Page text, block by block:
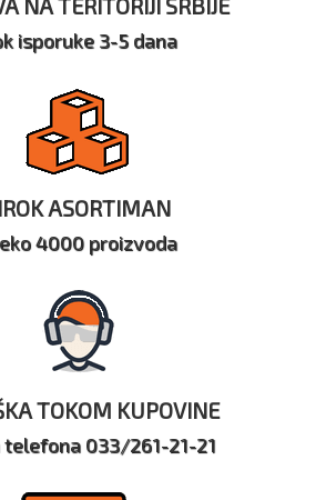
isporuke 3-5 dana
ASORTIMAN
4000 proizvoda
TOKOM KUPOVINE
telefona 033/261-21-21